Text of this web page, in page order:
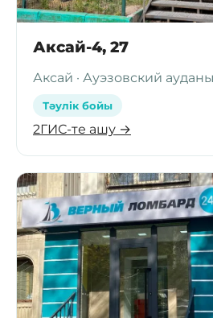
Аксай-4, 27
Аксай · Ауэзовский ауданы
Тәулік бойы
2ГИС-те ашу →